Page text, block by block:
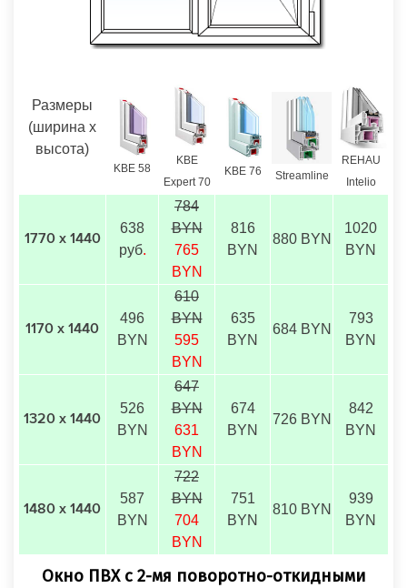
Размеры
(ширина х
высота)
KBE 58
KBE
Expert 70
KBE 76 Streamline
REHAU
Intelio
1770 х 1440
638
руб.
784
BYN
765
BYN
816
BYN
880 BYN
1020
BYN
1170 х 1440
496
BYN
610
BYN
595
BYN
635
BYN
684 BYN
793
BYN
1320 х 1440
526
BYN
647
BYN
631
BYN
674
BYN
726 BYN
842
BYN
1480 х 1440
587
BYN
722
BYN
704
BYN
751
BYN
810 BYN
939
BYN
Окно ПВХ с 2-мя поворотно-откидными